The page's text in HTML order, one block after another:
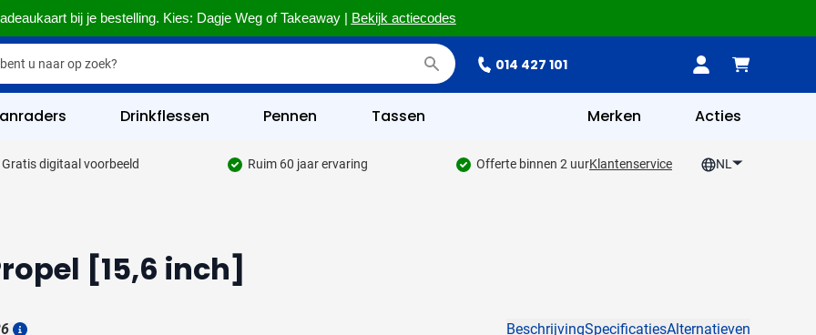
bij je bestelling. Kies: Dagje Weg of Takeaway | Bekijk actiecodes
014 427 101
& Kantoor categorie
categorie
categorie
categorie
Drinkflessen Pennen Tassen Merken Acties
Gratis digitaal voorbeeld Ruim 60 jaar ervaring Offerte binnen 2 uurKlantenservice NL
[15,6 inch]
BeschrijvingSpecificatiesAlternatieven